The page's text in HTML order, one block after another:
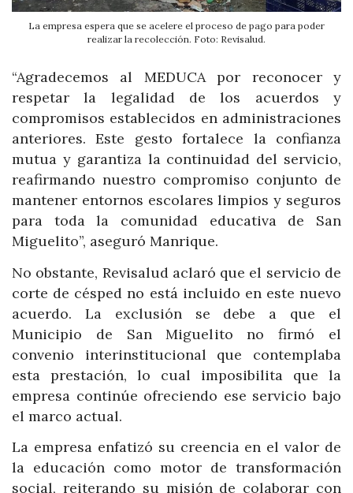
La empresa espera que se acelere el proceso de pago para poder
realizar la recolección. Foto: Revisalud.
“Agradecemos al MEDUCA por reconocer y
respetar la legalidad de los acuerdos y
compromisos establecidos en administraciones
anteriores. Este gesto fortalece la confianza
mutua y garantiza la continuidad del servicio,
reafirmando nuestro compromiso conjunto de
mantener entornos escolares limpios y seguros
para toda la comunidad educativa de San
Miguelito”, aseguró Manrique.
No obstante, Revisalud aclaró que el servicio de
corte de césped no está incluido en este nuevo
acuerdo. La exclusión se debe a que el
Municipio de San Miguelito no firmó el
convenio interinstitucional que contemplaba
esta prestación, lo cual imposibilita que la
empresa continúe ofreciendo ese servicio bajo
el marco actual.
La empresa enfatizó su creencia en el valor de
la educación como motor de transformación
social, reiterando su misión de colaborar con